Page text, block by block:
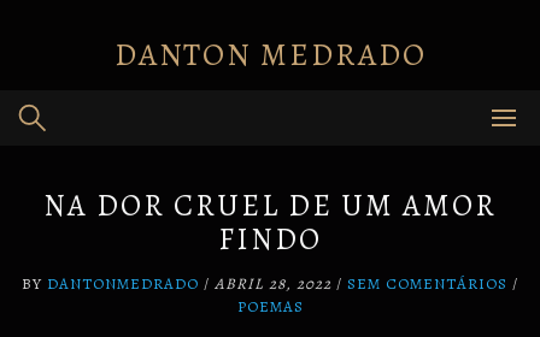
DANTON MEDRADO
NA DOR CRUEL DE UM AMOR
FINDO
BY DANTONMEDRADO / ABRIL 28, 2022 / SEM COMENTÁRIOS /
POEMAS